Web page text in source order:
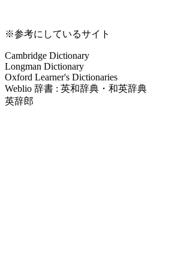
※参考にしているサイト
Cambridge Dictionary
Longman Dictionary
Oxford Learner's Dictionaries
Weblio 辞書 : 英和辞典・和英辞典
英辞郎